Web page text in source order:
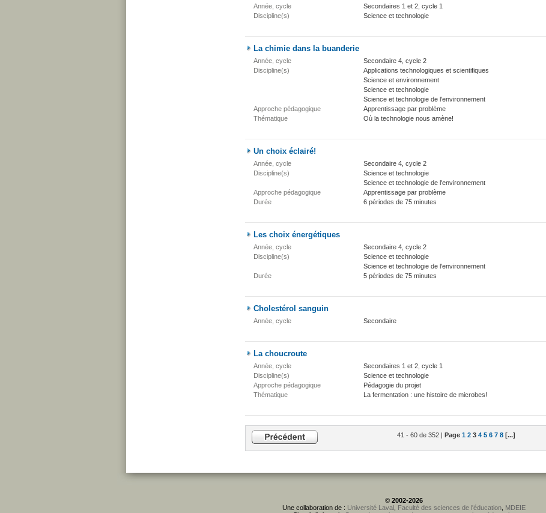
Année, cycle
Secondaires 1 et 2, cycle 1
Discipline(s)
Science et technologie
La chimie dans la buanderie
Année, cycle
Secondaire 4, cycle 2
Discipline(s)
Applications technologiques et scientifiques
Science et environnement
Science et technologie
Science et technologie de l'environnement
Approche pédagogique
Apprentissage par problème
Thématique
Où la technologie nous amène!
Un choix éclairé!
Année, cycle
Secondaire 4, cycle 2
Discipline(s)
Science et technologie
Science et technologie de l'environnement
Approche pédagogique
Apprentissage par problème
Durée
6 périodes de 75 minutes
Les choix énergétiques
Année, cycle
Secondaire 4, cycle 2
Discipline(s)
Science et technologie
Science et technologie de l'environnement
Durée
5 périodes de 75 minutes
Cholestérol sanguin
Année, cycle Secondaire
La choucroute
Année, cycle
Secondaires 1 et 2, cycle 1
Discipline(s)
Science et technologie
Approche pédagogique
Pédagogie du projet
Thématique
La fermentation : une histoire de microbes!
41 - 60 de 352 | Page 1 2 3 4 5 6 7 8 [...]
© 2002-2026
Une collaboration de : Université Laval, Faculté des sciences de l'éducation, MDEIE